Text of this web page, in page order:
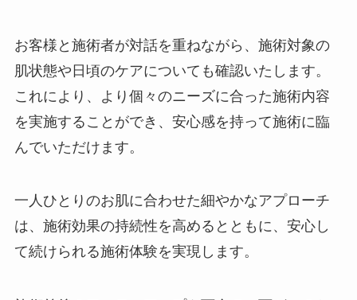
お客様と施術者が対話を重ねながら、施術対象の
肌状態や日頃のケアについても確認いたします。
これにより、より個々のニーズに合った施術内容
を実施することができ、安心感を持って施術に臨
んでいただけます。
一人ひとりのお肌に合わせた細やかなアプローチ
は、施術効果の持続性を高めるとともに、安心し
て続けられる施術体験を実現します。